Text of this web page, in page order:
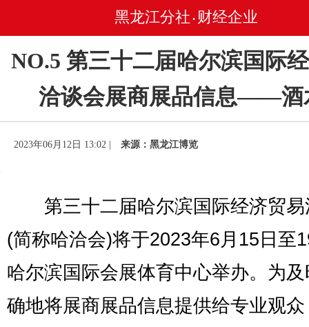
黑龙江分社 • 财经企业
NO.5 第三十二届哈尔滨国际
洽谈会展商展品信息——酒
2023年06月12日 13:02 | 来源：黑龙江博览
第三十二届哈尔滨国际经济贸易
(简称哈洽会)将于2023年6月15日至
哈尔滨国际会展体育中心举办。为
确地将展商展品信息提供给专业观